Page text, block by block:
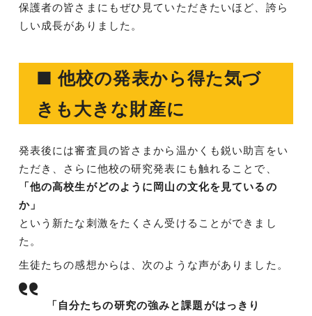
保護者の皆さまにもぜひ見ていただきたいほど、誇ら
しい成長がありました。
■ 他校の発表から得た気づ
きも大きな財産に
発表後には審査員の皆さまから温かくも鋭い助言をい
ただき、さらに他校の研究発表にも触れることで、
「他の高校生がどのように岡山の文化を見ているの
か」
という新たな刺激をたくさん受けることができまし
た。
生徒たちの感想からは、次のような声がありました。
「自分たちの研究の強みと課題がはっきり